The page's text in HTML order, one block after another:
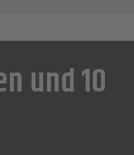
und 10